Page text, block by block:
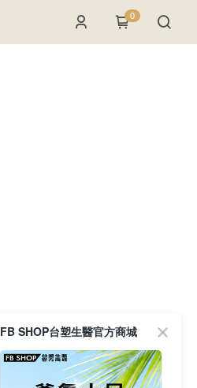
0
FB SHOP台塑生醫官方商城